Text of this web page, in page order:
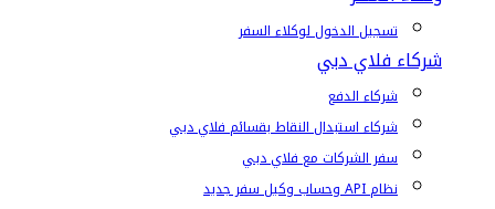
تسجيل الدخول لوكلاء السفر
شركاء فلاي دبي
شركاء الدفع
شركاء استبدال النقاط بقسائم فلاي دبي
سفر الشركات مع فلاي دبي
نظام API وحساب وكيل سفر جديد